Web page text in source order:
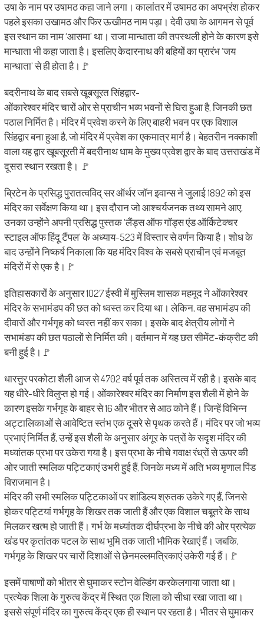
उषा के नाम पर उषामठ कहा जाने लगा। कालांतर में उषामठ का अपभ्रंश होकर
पहले इसका उखामठ और फिर ऊखीमठ नाम पड़ा। देवी उषा के आगमन से पूर्व
इस स्थान का नाम ‘आसमा’ था। राजा मान्धाता की तपस्थली होने के कारण इसे
मान्धाता भी कहा जाता है। इसलिए केदारनाथ की बहियों का प्रारंभ ‘जय
मान्धाता’ से ही होता है।🚩
बदरीनाथ के बाद सबसे खूबसूरत सिंहद्वार-
ओंकारेश्वर मंदिर चारों ओर से प्राचीन भव्य भवनों से घिरा हुआ है, जिनकी छत
पठाल निर्मित है। मंदिर में प्रवेश करने के लिए बाहरी भवन पर एक विशाल
सिंहद्वार बना हुआ है, जो मंदिर में प्रवेश का एकमात्र मार्ग है। बेहतरीन नक्काशी
वाला यह द्वार खूबसूरती में बदरीनाथ धाम के मुख्य प्रवेश द्वार के बाद उत्तराखंड में
दूसरा स्थान रखता है। 🚩
ब्रिटेन के प्रसिद्ध पुरातत्वविद् सर ऑर्थर जॉन इवान्स ने जुलाई 1892 को इस
मंदिर का सर्वेक्षण किया था। इस दौरान जो आश्चर्यजनक तथ्य सामने आए,
उनका उन्होंने अपनी प्रसिद्ध पुस्तक ‘लैंड्स ऑफ गॉड्स एंड ऑर्किटेक्चर
स्टाइल ऑफ हिंदू टैंपल’ के अध्याय-523 में विस्तार से वर्णन किया है। शोध के
बाद उन्होंने निष्कर्ष निकाला कि यह मंदिर विश्व के सबसे प्राचीन एवं मजबूत
मंदिरों में से एक है।🚩
इतिहासकारों के अनुसार 1027 ईस्वी में मुस्लिम शासक महमूद ने ओंकारेश्वर
मंदिर के सभामंडप की छत को ध्वस्त कर दिया था। लेकिन, वह सभामंडप की
दीवारों और गर्भगृह को ध्वस्त नहीं कर सका। इसके बाद क्षेत्रीय लोगों ने
सभामंडप की छत पठालों से निर्मित की। वर्तमान में यह छत सीमेंट-कंक्रीट की
बनी हुई है।🚩
धारत्तुर परकोटा शैली आज से 4702 वर्ष पूर्व तक अस्तित्व में रही है। इसके बाद
यह धीरे-धीरे विलुप्त हो गई। ओंकारेश्वर मंदिर का निर्माण इस शैली में होने के
कारण इसके गर्भगृह के बाहर से 16 और भीतर से आठ कोने हैं। जिन्हें विभिन्न
अट्टालिकाओं से आवेष्टित स्तंभ एक दूसरे से पृथक करते हैं। मंदिर पर जो भव्य
प्रभाएं निर्मित हैं, उन्हें इस शैली के अनुसार अंगूर के पत्रों के सदृश मंदिर की
मध्यांतक प्रभा पर उकेरा गया है। इस प्रभा के नीचे गवाक्ष रंध्रों से ऊपर की
ओर जाती स्मलिक पट्टिकाएं उभरी हुई हैं, जिनके मध्य में अति भव्य मृणाल पिंड
विराजमान है।
मंदिर की सभी स्मलिक पट्टिकाओं पर शांडिल्य श्रुतक उकेरे गए हैं, जिनसे
होकर पट्टियां गर्भगृह के शिखर तक जाती हैं और एक विशाल चबूतरे के साथ
मिलकर खत्म हो जाती हैं। गर्भ के मध्यांतक दीर्घप्रभा के नीचे की ओर प्रत्येक
खंड पर कृतांतक पटल के साथ भूमि तक जाती भौमिक रेखाएं हैं। जबकि,
गर्भगृह के शिखर पर चारों दिशाओं से छेनमल्लमत्रिकाएं उकेरी गई हैं।🚩
इसमें पाषाणों को भीतर से घुमाकर स्टोन वेल्डिंग करकेलगाया जाता था।
प्रत्येक शिला के गुरुत्व केंद्र में स्थित एक शिला को सीधा रखा जाता था।
इससे संपूर्ण मंदिर का गुरुत्व केंद्र एक ही स्थान पर रहता है। भीतर से घुमाकर